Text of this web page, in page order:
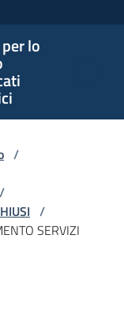
lo
/
/
/
SERVIZI